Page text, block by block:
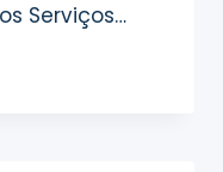
Serviços…